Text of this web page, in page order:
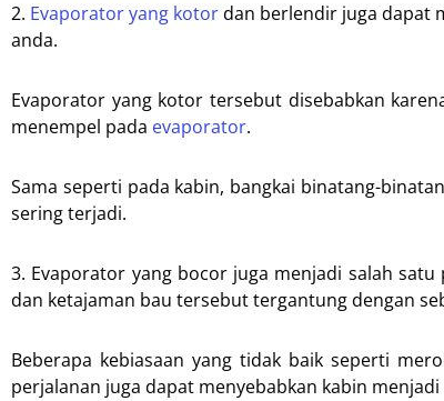
2. Evaporator yang kotordan berlendir juga dapat
anda.
Evaporator yang kotor tersebut disebabkan
menempel pada evaporator.
Sama seperti pada kabin, bangkai binatang-
sering terjadi.
3. Evaporator yang bocor juga menjadi salah
dan ketajaman bau tersebut tergantung dengan
Beberapa kebiasaan yang tidak baik seperti
perjalanan juga dapat menyebabkan kabin